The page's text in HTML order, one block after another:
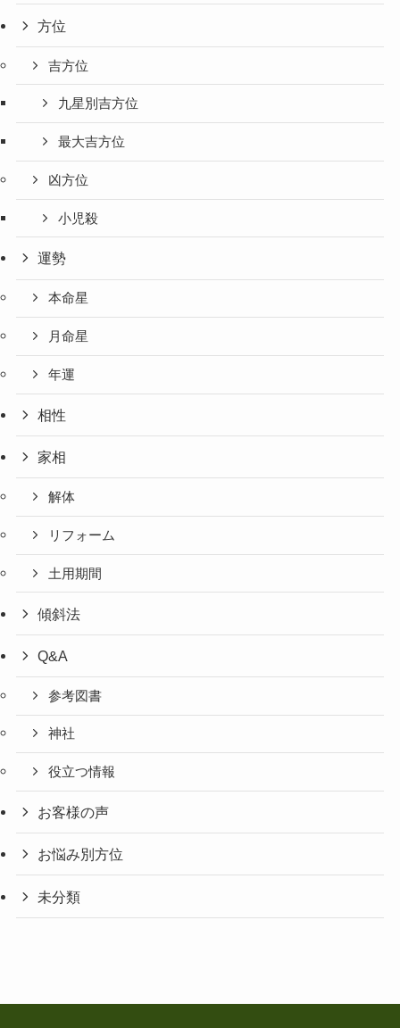
方位
吉方位
九星別吉方位
最大吉方位
凶方位
小児殺
運勢
本命星
月命星
年運
相性
家相
解体
リフォーム
土用期間
傾斜法
Q&A
参考図書
神社
役立つ情報
お客様の声
お悩み別方位
未分類